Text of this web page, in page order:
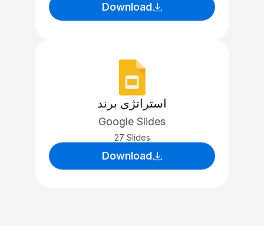
Download
استراتژی برند
Google Slides
27 Slides
Download